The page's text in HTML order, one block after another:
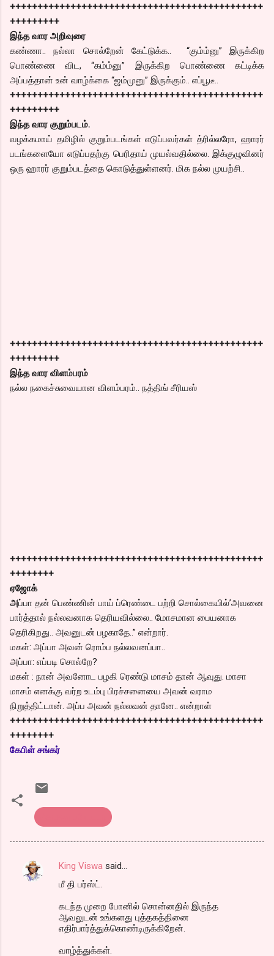
++++++++++++++++++++++++++++++++++++++++++++++
+++++++++
இந்த வார அறிவுரை
கண்ணா.. நல்லா சொல்றேன் கேட்டுக்க.. “கும்ம்னு” இருக்கிற
பொண்ணை விட, “கம்ம்னு” இருக்கிற பொண்ணை கட்டிக்க
அப்பத்தான் உன் வாழ்க்கை “ஜம்முனு” இருக்கும்.. எப்பூடீ..
++++++++++++++++++++++++++++++++++++++++++++++
+++++++++
இந்த வார குறும்படம்.
வழக்கமாய் தமிழில் குறும்படங்கள் எடுப்பவர்கள் த்ரில்லரோ, ஹாரர்
படங்களையோ எடுப்பதற்கு பெரிதாய் முயல்வதில்லை. இக்குழுவினர்
ஒரு ஹாரர் குறும்படத்தை கொடுத்துள்ளனர். மிக நல்ல முயற்சி..
++++++++++++++++++++++++++++++++++++++++++++++
+++++++++
இந்த வார விளம்பரம்
நல்ல நகைச்சுவையான விளம்பரம்.. நத்திங் சீரியஸ்
++++++++++++++++++++++++++++++++++++++++++++++
++++++++
ஏஜோக்
அப்பா தன் பெண்ணின் பாய் ப்ரெண்டை பற்றி சொல்கையில்’அவனை
பார்த்தால் நல்லவனாக தெரியவில்லை.. மோசமான பையனாக
தெரிகிறது.. அவனுடன் பழகாதே..” என்றார்.
மகள்: அப்பா அவன் ரொம்ப நல்லவனப்பா..
அப்பா: எப்படி சொல்றே?
மகள் : நான் அவனோட பழகி ரெண்டு மாசம் தான் ஆவுது. மாசா
மாசம் எனக்கு வர்ற உடம்பு பிரச்சனையை அவன் வராம
நிறுத்திட்டான். அப்ப அவன் நல்லவன் தானே.. என்றாள்
++++++++++++++++++++++++++++++++++++++++++++++
++++++++
கேபிள் சங்கர்
C
King Viswa said…
மீ தி பர்ஸ்ட்.
கடந்த முறை போனில் சொன்னதில் இருந்த
ஆவலுடன் உங்களது புத்தகத்தினை
எதிர்பார்த்துக்கொண்டிருக்கிறேன்.
வாழ்த்துக்கள்.